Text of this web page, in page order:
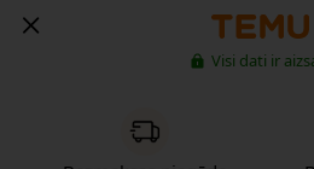
Visi dati ir